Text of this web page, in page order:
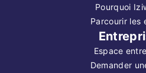
Pourquoi
Parcourir les
Espace
Demander